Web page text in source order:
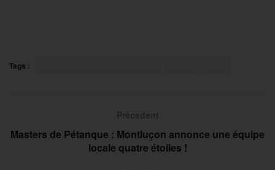
Tags :
Masters de Pétanque : Montluçon annonce une équipe
locale quatre étoiles !